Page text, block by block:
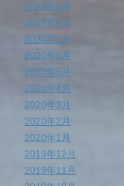
2020年9月
2020年8月
2020年7月
2020年6月
2020年5月
2020年4月
2020年3月
2020年2月
2020年1月
2019年12月
2019年11月